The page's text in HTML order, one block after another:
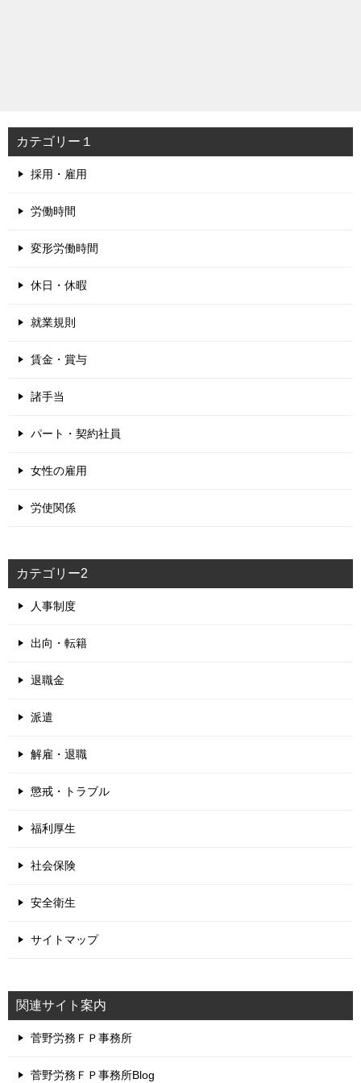
カテゴリー１
採用・雇用
労働時間
変形労働時間
休日・休暇
就業規則
賃金・賞与
諸手当
パート・契約社員
女性の雇用
労使関係
カテゴリー2
人事制度
出向・転籍
退職金
派遣
解雇・退職
懲戒・トラブル
福利厚生
社会保険
安全衛生
サイトマップ
関連サイト案内
菅野労務ＦＰ事務所
菅野労務ＦＰ事務所Blog